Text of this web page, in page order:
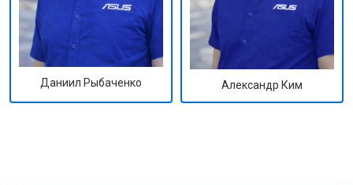
Даниил Рыбаченко Александр Ким